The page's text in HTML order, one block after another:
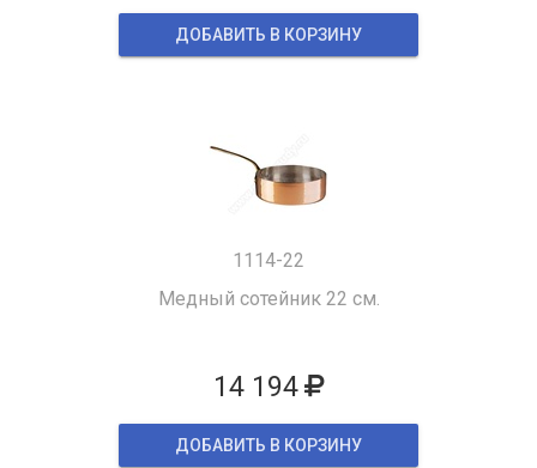
ДОБАВИТЬ В КОРЗИНУ
1114-22
Медный сотейник 22 см.
14 194
ДОБАВИТЬ В КОРЗИНУ